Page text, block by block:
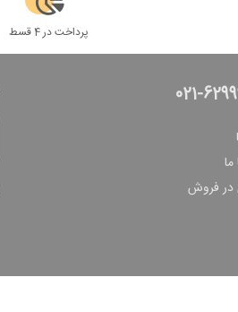
پرداخت در 4 قسط
021-
در فروش